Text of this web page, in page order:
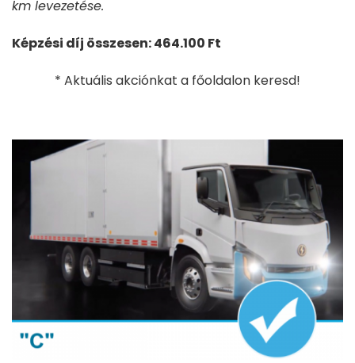
km levezetése.
Képzési díj összesen: 464.100 Ft
* Aktuális akciónkat a főoldalon keresd!